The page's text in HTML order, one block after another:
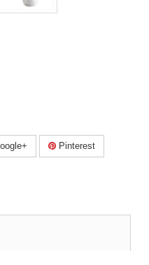
Pinterest